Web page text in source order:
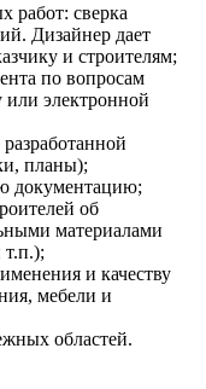
работ: сверка
Дизайнер дает
и строителям;
по вопросам
или электронной
планы);
документацию;
об
материалами
т.п.);
и качеству
мебели и
областей.